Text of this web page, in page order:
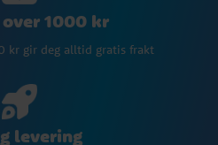
1000 kr
kr gir deg alltid gratis frakt
levering